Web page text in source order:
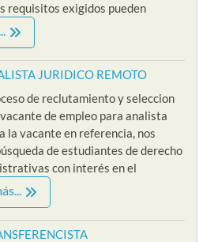
requisitos exigidos pueden
JURIDICO REMOTO
de reclutamiento y seleccion
de empleo para analista
la vacante en referencia, nos
de estudiantes de derecho
con interés en el